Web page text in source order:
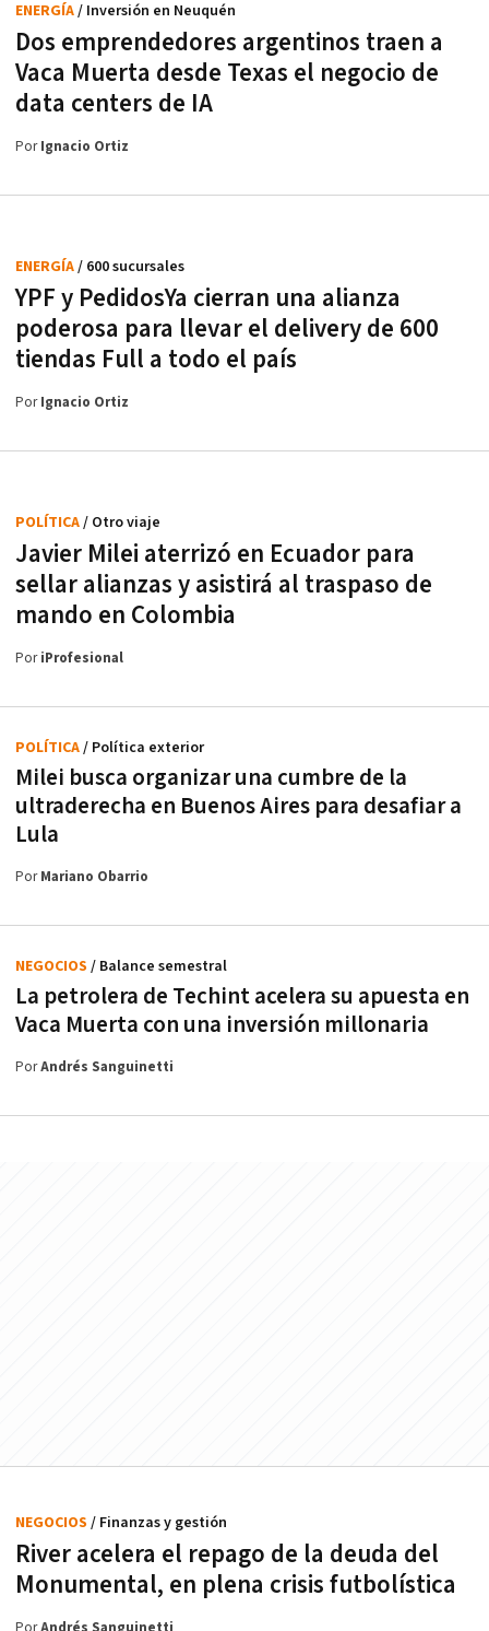
Dos emprendedores argentinos traen a
Vaca Muerta desde Texas el negocio de
data centers de IA
ENERGÍA/ Inversión en Neuquén
PorIgnacio Ortiz
YPF y PedidosYa cierran una alianza
poderosa para llevar el delivery de 600
tiendas Full a todo el país
ENERGÍA/ 600 sucursales
PorIgnacio Ortiz
Javier Milei aterrizó en Ecuador para
sellar alianzas y asistirá al traspaso de
mando en Colombia
POLÍTICA/ Otro viaje
PoriProfesional
Milei busca organizar una cumbre de la
ultraderecha en Buenos Aires para desafiar a
Lula
POLÍTICA/ Política exterior
PorMariano Obarrio
La petrolera de Techint acelera su apuesta en
Vaca Muerta con una inversión millonaria
NEGOCIOS / Balance semestral
PorAndrés Sanguinetti
River acelera el repago de la deuda del
Monumental, en plena crisis futbolística
NEGOCIOS / Finanzas y gestión